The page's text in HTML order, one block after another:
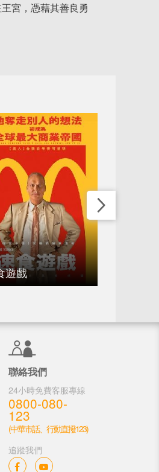
宮，憑藉其善良勇
遊戲
聯絡我們
24小時免費客服專線
0800-080-
123
(中華市話、行動直撥123)
追蹤我們